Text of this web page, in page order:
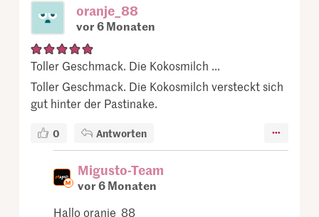
oranje_88
vor 6 Monaten
Toller Geschmack. Die Kokosmilch ...
Toller Geschmack. Die Kokosmilch versteckt sich
gut hinter der Pastinake.
0 Antworten
Migusto-Team
vor 6 Monaten
Hallo oranje_88